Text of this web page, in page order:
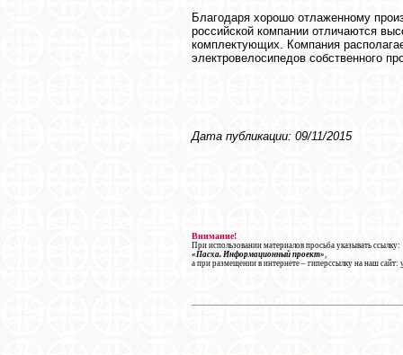
Благодаря хорошо отлаженному
российской компании отличаются
комплектующих. Компания
электровелосипедов собственного
Дата публикации: 09/11/2015
Внимание!
При использовании материалов просьба указывать ссылку:
«Пасха. Информационный проект»
а при размещении в интернете – гиперссылку на наш сайт: